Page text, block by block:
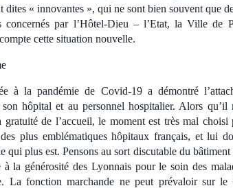
dites « innovantes », qui ne sont bien souvent que
concernés par l’Hôtel-Dieu – l’Etat, la Ville de
cette situation nouvelle.
à la pandémie de Covid-19 a démontré
son hôpital et au personnel hospitalier. Alors qu’il
gratuité de l’accueil, le moment est très mal choisi
plus emblématiques hôpitaux français, et lui
qui plus est. Pensons au sort discutable du
à la générosité des Lyonnais pour le soin des
La fonction marchande ne peut prévaloir sur le